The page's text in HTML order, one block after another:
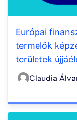
Európai
termelők
területek
Claudia